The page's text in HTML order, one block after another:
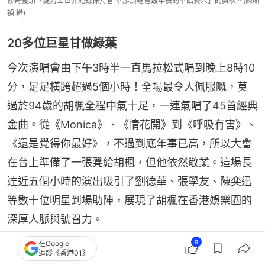
禎 攝)
20多位巨星甘做綠葉
今次演唱會由下午3時半一直馬拉松式唱到晚上8時10
分，足足橫跨超過5個小時！全場最令人佩服嘅，莫
過於94歲的胡楓全程中氣十足，一連氣唱了45首經典
金曲。從《Monica》、《情花開》到《呼吸有害》、
《還是覺得你最好》，不過到底年事已高，所以大會
在台上準備了一張凳給胡楓，但他依然敬業。這場長
達近五個小時的演出吸引了劉德華、張學友、陳奕迅
等數十位明星到場助陣，展現了胡楓在香港娛樂圈的
深厚人脈與號召力。
在Google
追蹤《香港01》
9